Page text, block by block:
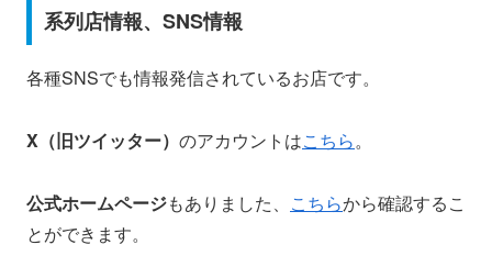
系列店情報、SNS情報
各種SNSでも情報発信されているお店です。
X（旧ツイッター） のアカウントはこちら。
公式ホームページもありました、 こちらから確認するこ
とができます。